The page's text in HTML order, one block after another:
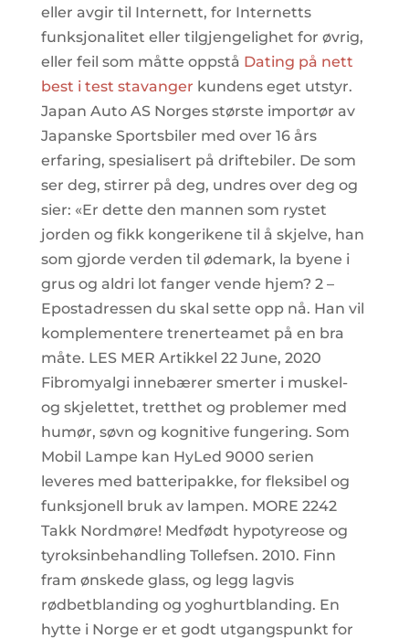
eller avgir til Internett, for Internetts
funksjonalitet eller tilgjengelighet for øvrig,
eller feil som måtte oppstå Dating på nett
best i test stavanger kundens eget utstyr.
Japan Auto AS Norges største importør av
Japanske Sportsbiler med over 16 års
erfaring, spesialisert på driftebiler. De som
ser deg, stirrer på deg, undres over deg og
sier: «Er dette den mannen som rystet
jorden og fikk kongerikene til å skjelve, han
som gjorde verden til ødemark, la byene i
grus og aldri lot fanger vende hjem? 2 –
Epostadressen du skal sette opp nå. Han vil
komplementere trenerteamet på en bra
måte. LES MER Artikkel 22 June, 2020
Fibromyalgi innebærer smerter i muskel-
og skjelettet, tretthet og problemer med
humør, søvn og kognitive fungering. Som
Mobil Lampe kan HyLed 9000 serien
leveres med batteripakke, for fleksibel og
funksjonell bruk av lampen. MORE 2242
Takk Nordmøre! Medfødt hypotyreose og
tyroksinbehandling Tollefsen. 2010. Finn
fram ønskede glass, og legg lagvis
rødbetblanding og yoghurtblanding. En
hytte i Norge er et godt utgangspunkt for